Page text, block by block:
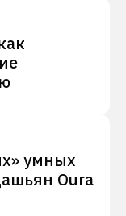
умных
Oura